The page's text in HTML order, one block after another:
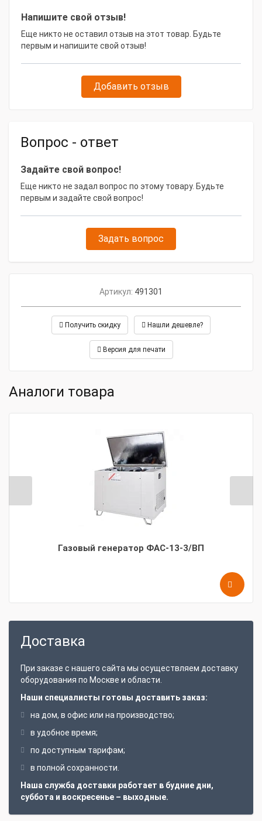
Масса, кг
Подогрев двигателя для эксплуатации при
температурах до -55С;
Стальную сварную раму с антивибрационными
подушками;
Электростартер, стартерную батарею, блок зарядки
Автоматический регулятор напряжения и частоты;
Контроллер нештатной работы генераторной
установки;
Электрический пульт ручного запуска с
измерительными приборами;
Гарантийный талон;
Напишите свой отзыв!
Еще никто не оставил отзыв на этот товар. Будьте
первым и напишите свой отзыв!
Добавить отзыв
Вопрос - ответ
Задайте свой вопрос!
Еще никто не задал вопрос по этому товару. Будьте
первым и задайте свой вопрос!
Задать вопрос
Артикул: 491301
Получить скидку Нашли дешевле?
Версия для печати
Аналоги товара
Газовый генератор ФАС-13-3/ВП
Доставка
При заказе с нашего сайта мы осуществляем доставку
оборудования по Москве и области.
Наши специалисты готовы доставить заказ:
на дом, в офис или на производство;
в удобное время;
по доступным тарифам;
в полной сохранности.
Наша служба доставки работает в будние дни,
суббота и воскресенье – выходные.